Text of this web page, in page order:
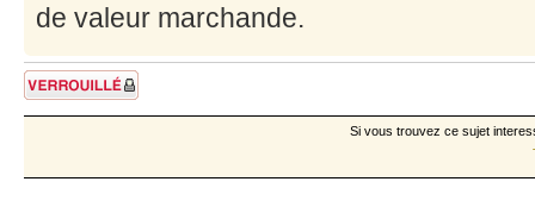
de valeur marchande.
Sujet verrouillé
Si vous trouvez ce sujet